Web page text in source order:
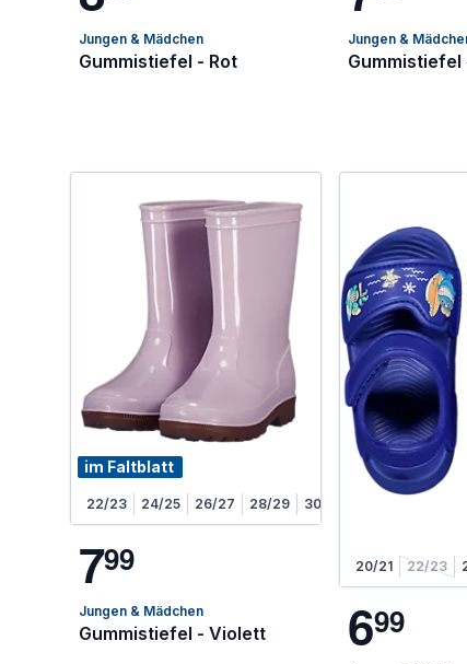
Jungen & Mädchen
Gummistiefel - Rot
Jungen &
im Faltblatt
22/23 24/25 26/27 28/29 30/31
799
Jungen & Mädchen
Gummistiefel - Violett
20/21 22/23
699